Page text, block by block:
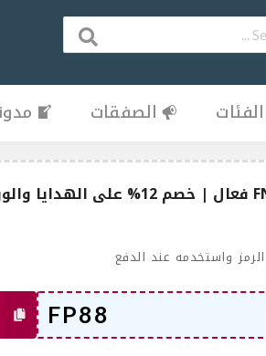
الفئات الصفقات
واستخدمه عند الدفع